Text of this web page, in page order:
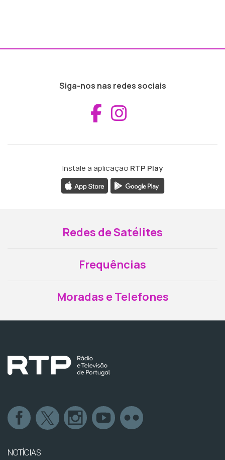
Siga-nos nas redes sociais
Aceder ao
Instale a aplicação RTP Play
Redes de Satélites
Frequências
Moradas e Telefones
NOTÍCIAS